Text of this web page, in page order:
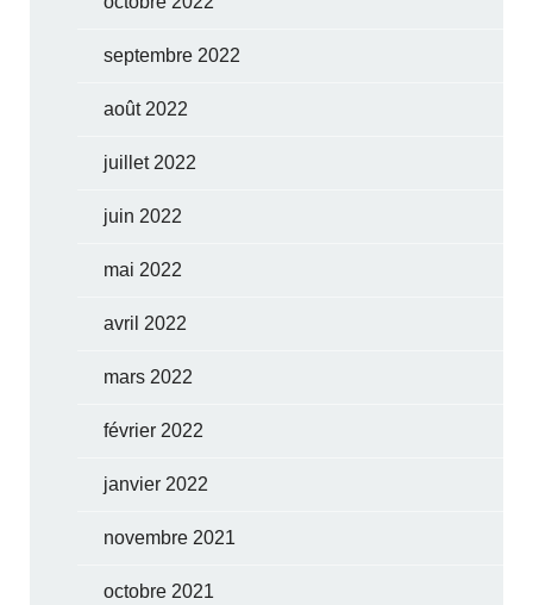
septembre 2022
août 2022
juillet 2022
juin 2022
mai 2022
avril 2022
mars 2022
février 2022
janvier 2022
novembre 2021
octobre 2021